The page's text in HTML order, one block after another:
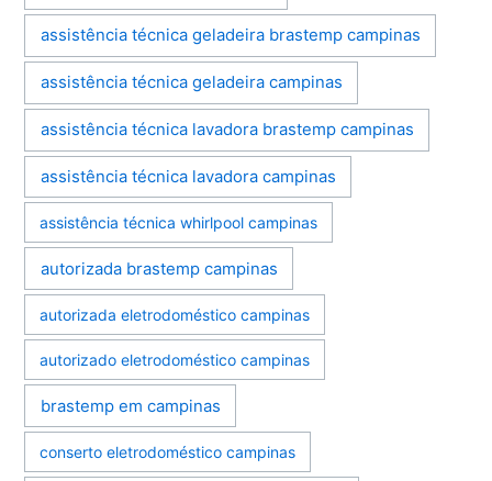
assistência técnica geladeira brastemp campinas
assistência técnica geladeira campinas
assistência técnica lavadora brastemp campinas
assistência técnica lavadora campinas
assistência técnica whirlpool campinas
autorizada brastemp campinas
autorizada eletrodoméstico campinas
autorizado eletrodoméstico campinas
brastemp em campinas
conserto eletrodoméstico campinas